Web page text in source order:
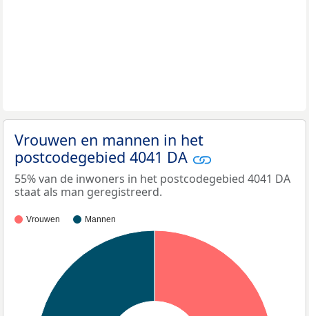
Vrouwen en mannen in het
postcodegebied 4041 DA
55% van de inwoners in het postcodegebied 4041 DA
staat als man geregistreerd.
Vrouwen Mannen